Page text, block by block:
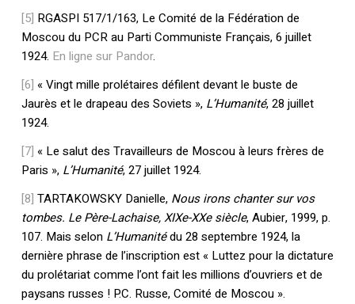
[5] RGASPI 517/1/163, Le Comité de la Fédération de
Moscou du PCR au Parti Communiste Français, 6 juillet
1924. En ligne sur Pandor.
[6] « Vingt mille prolétaires défilent devant le buste de
Jaurès et le drapeau des Soviets », L’Humanité, 28 juillet
1924.
[7] « Le salut des Travailleurs de Moscou à leurs frères de
Paris », L’Humanité, 27 juillet 1924.
[8] TARTAKOWSKY Danielle, Nous irons chanter sur vos
tombes. Le Père-Lachaise, XIXe-XXe siècle, Aubier, 1999, p.
107. Mais selonL’Humanitédu 28 septembre 1924, la
dernière phrase de l’inscription est « Luttez pour la dictature
du prolétariat comme l’ont fait les millions d’ouvriers et de
paysans russes ! P.C. Russe, Comité de Moscou ».